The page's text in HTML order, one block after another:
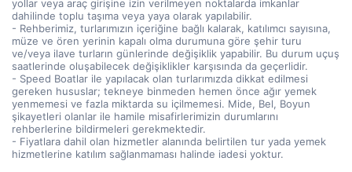
yollar veya araç girişine izin verilmeyen noktalarda imkanlar
dahilinde toplu taşıma veya yaya olarak yapılabilir.
- Rehberimiz, turlarımızın içeriğine bağlı kalarak, katılımcı sayısına,
müze ve ören yerinin kapalı olma durumuna göre şehir turu
ve/veya ilave turların günlerinde değişiklik yapabilir. Bu durum uçuş
saatlerinde oluşabilecek değişiklikler karşısında da geçerlidir.
- Speed Boatlar ile yapılacak olan turlarımızda dikkat edilmesi
gereken hususlar; tekneye binmeden hemen önce ağır yemek
yenmemesi ve fazla miktarda su içilmemesi. Mide, Bel, Boyun
şikayetleri olanlar ile hamile misafirlerimizin durumlarını
rehberlerine bildirmeleri gerekmektedir.
- Fiyatlara dahil olan hizmetler alanında belirtilen tur yada yemek
hizmetlerine katılım sağlanmaması halinde iadesi yoktur.